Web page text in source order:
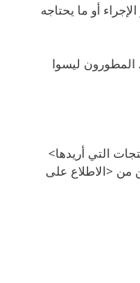
أو ما يحتاجه
المطورون ليسوا
التي أريدها>
من <الاطلاع على